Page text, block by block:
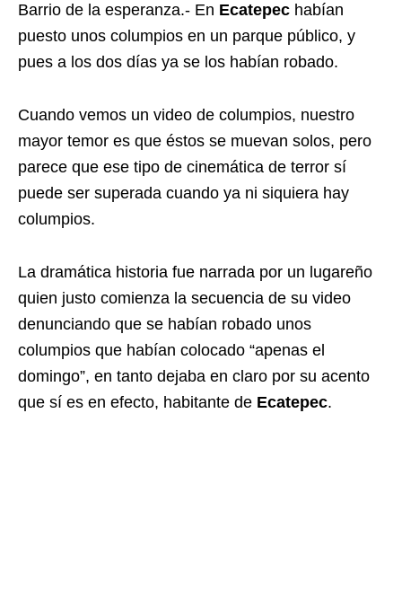
Barrio de la esperanza.- En Ecatepec habían
puesto unos columpios en un parque público, y
pues a los dos días ya se los habían robado.
Cuando vemos un video de columpios, nuestro
mayor temor es que éstos se muevan solos, pero
parece que ese tipo de cinemática de terror sí
puede ser superada cuando ya ni siquiera hay
columpios.
La dramática historia fue narrada por un lugareño
quien justo comienza la secuencia de su video
denunciando que se habían robado unos
columpios que habían colocado “apenas el
domingo”, en tanto dejaba en claro por su acento
que sí es en efecto, habitante de Ecatepec.